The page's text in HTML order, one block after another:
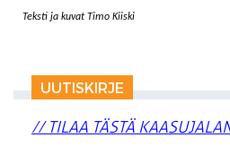
Teksti ja kuvat Timo Kiiski
UUTISKIRJE
// TILAA TÄSTÄ